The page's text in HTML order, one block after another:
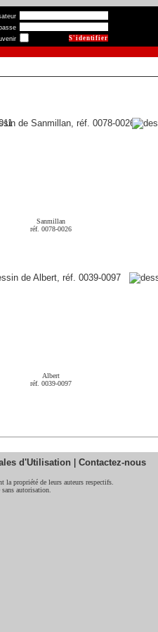
Sanmillan
réf. 0078-0026
Albert
réf. 0039-0097
d'Utilisation | Contactez-nous
propriété de leurs auteurs respectifs.
autorisation.